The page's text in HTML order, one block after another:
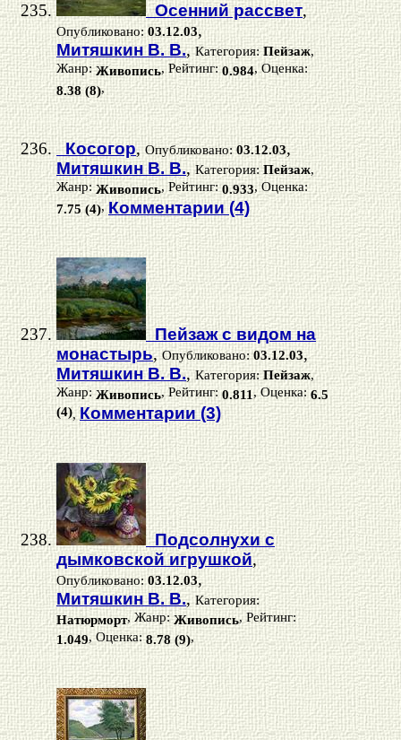
Осенний рассвет,
Опубликовано:03.12.03,
Митяшкин В. В.,Категория:Пейзаж,
Жанр:Живопись, Рейтинг:0.984, Оценка:
8.38 (8),
Косогор,Опубликовано:03.12.03,
Митяшкин В. В.,Категория:Пейзаж,
Жанр:Живопись, Рейтинг:0.933, Оценка:
7.75 (4),Комментарии (4)
Пейзаж с видом на
монастырь,Опубликовано:03.12.03,
Митяшкин В. В.,Категория:Пейзаж,
Жанр:Живопись, Рейтинг:0.811, Оценка:6.5
(4),Комментарии (3)
Подсолнухи с
дымковской игрушкой,
Опубликовано:03.12.03,
Митяшкин В. В.,Категория:
Натюрморт, Жанр:Живопись, Рейтинг:
1.049, Оценка:8.78 (9),